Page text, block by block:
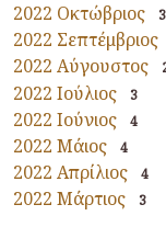
2022 Οκτώβριος 3
2022 Σεπτέμβριος
2022 Αύγουστος
2022 Ιούλιος 3
2022 Ιούνιος 4
2022 Μάιος 4
2022 Απρίλιος 4
2022 Μάρτιος 3